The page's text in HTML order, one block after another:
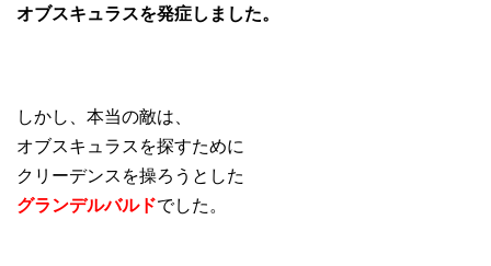
オブスキュラスを発症しました。
しかし、本当の敵は、
オブスキュラスを探すために
クリーデンスを操ろうとした
グランデルバルドでした。